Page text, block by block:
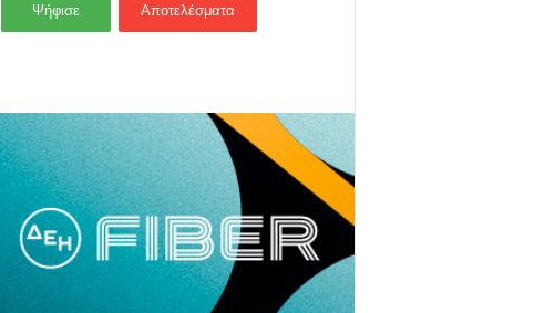
Ψήφισε Αποτελέσματα
- Advertisement -